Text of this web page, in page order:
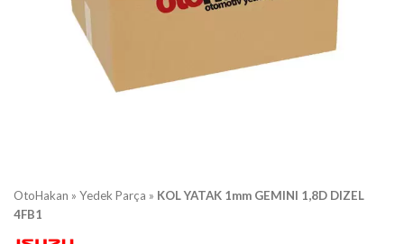
OtoHakan » Yedek Parça » KOL YATAK 1mm GEMINI 1,8D DIZEL
4FB1